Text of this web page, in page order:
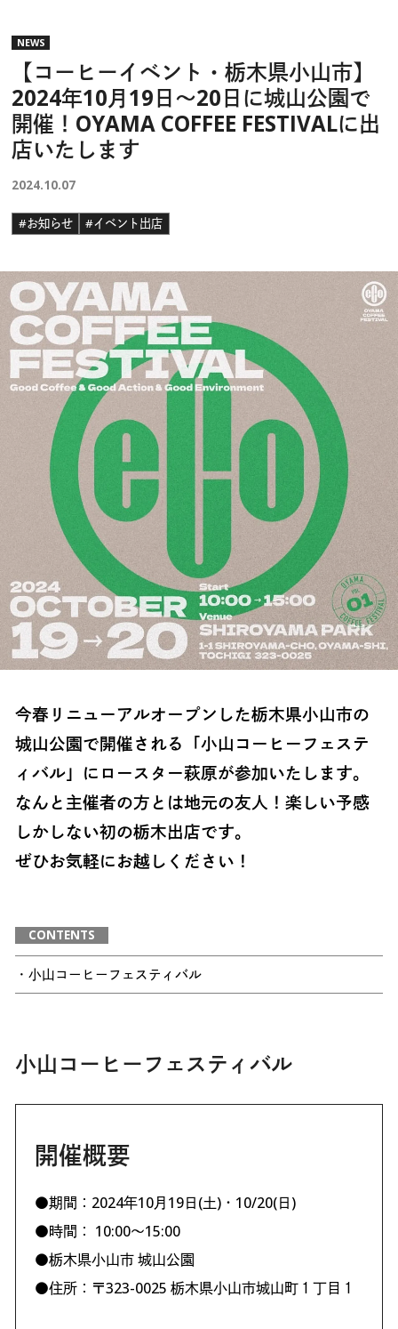
NEWS
【コーヒーイベント・栃木県小山市】
2024年10月19日〜20日に城山公園で
開催！OYAMA COFFEE FESTIVALに出
店いたします
2024.10.07
#お知らせ #イベント出店
今春リニューアルオープンした栃木県小山市の
城山公園で開催される「小山コーヒーフェステ
ィバル」にロースター萩原が参加いたします。
なんと主催者の方とは地元の友人！楽しい予感
しかしない初の栃木出店です。
ぜひお気軽にお越しください！
CONTENTS
・小山コーヒーフェスティバル
小山コーヒーフェスティバル
開催概要
●期間：2024年10月19日(土)・10/20(日)
●時間： 10:00〜15:00
●栃木県小山市 城山公園
●住所：〒323-0025 栃木県小山市城山町１丁目１